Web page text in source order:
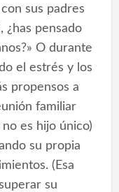
sus padres
¿has pensado
O durante
el estrés y los
propensos a
familiar
es hijo único)
su propia
(Esa
su